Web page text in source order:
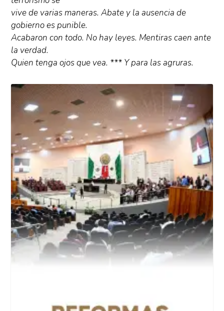
vive de varias maneras. Abate y la ausencia de
gobierno es punible.
Acabaron con todo. No hay leyes. Mentiras caen ante
la verdad.
Quien tenga ojos que vea. *** Y para las agruras.